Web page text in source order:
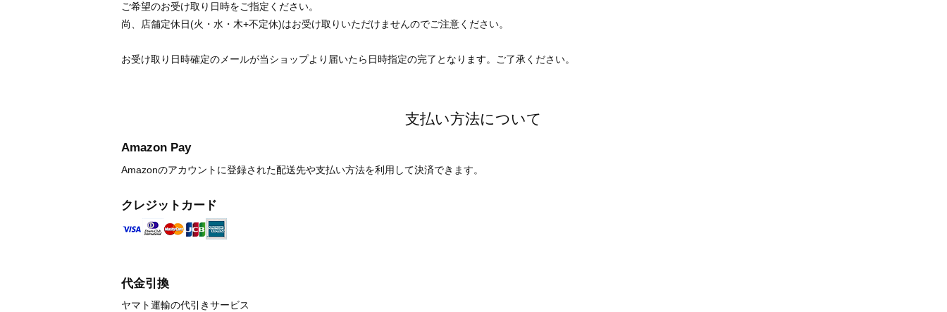
ご希望のお受け取り日時をご指定ください。
尚、店舗定休日(火・水・木+不定休)はお受け取りいただけませんのでご注意ください。
お受け取り日時確定のメールが当ショップより届いたら日時指定の完了となります。ご了承ください。
支払い方法について
Amazon Pay
Amazonのアカウントに登録された配送先や支払い方法を利用して決済できます。
クレジットカード
代金引換
ヤマト運輸の代引きサービス